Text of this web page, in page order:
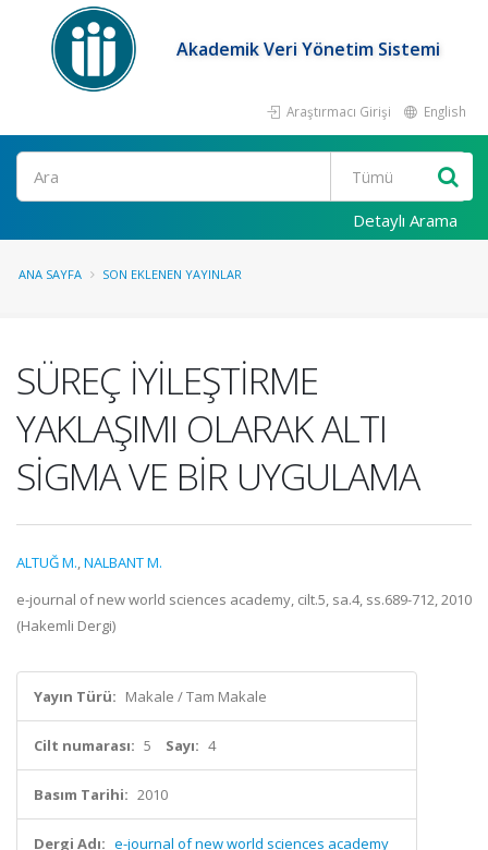
Akademik Veri Yönetim Sistemi
Araştırmacı Girişi English
Ara
Detaylı Arama
ANA SAYFA SON EKLENEN YAYINLAR
SÜREÇ İYİLEŞTİRME
YAKLAŞIMI OLARAK ALTI
SİGMA VE BİR UYGULAMA
ALTUĞ M.,NALBANT M.
e-journal of new world sciences academy, cilt.5, sa.4, ss.689-712, 2010
(Hakemli Dergi)
Yayın Türü: Makale / Tam Makale
Cilt numarası: 5 Sayı: 4
Basım Tarihi: 2010
Dergi Adı: e-journal of new world sciences academy